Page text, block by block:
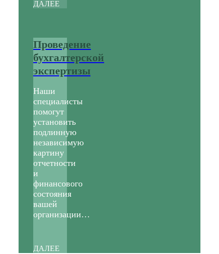
ДАЛЕЕ
Проведение
бухгалтерской
экспертизы
Наши
специалисты
помогут
установить
подлинную
независимую
картину
отчетности
и
финансового
состояния
вашей
организации…
ДАЛЕЕ